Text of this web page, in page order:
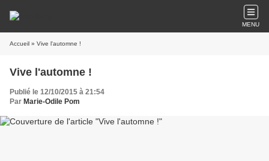
MENU
Accueil » Vive l'automne !
Vive l'automne !
Publié le 12/10/2015 à 21:54
Par Marie-Odile Pom